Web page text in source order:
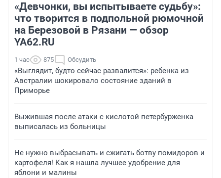
«Девчонки, вы испытываете судьбу»:
что творится в подпольной рюмочной
на Березовой в Рязани — обзор
YA62.RU
1 час 875 Обсудить
«Выглядит, будто сейчас развалится»: ребенка из
Австралии шокировало состояние зданий в
Приморье
Выжившая после атаки с кислотой петербурженка
выписалась из больницы
Не нужно выбрасывать и сжигать ботву помидоров и
картофеля! Как я нашла лучшее удобрение для
яблони и малины